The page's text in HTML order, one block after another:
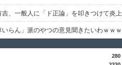
らん」派のやつの意見聞きたいわｗｗｗ
280